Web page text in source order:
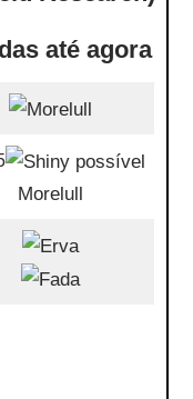
até agora
Morelull